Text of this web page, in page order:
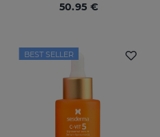
50.95 €
BEST SELLER